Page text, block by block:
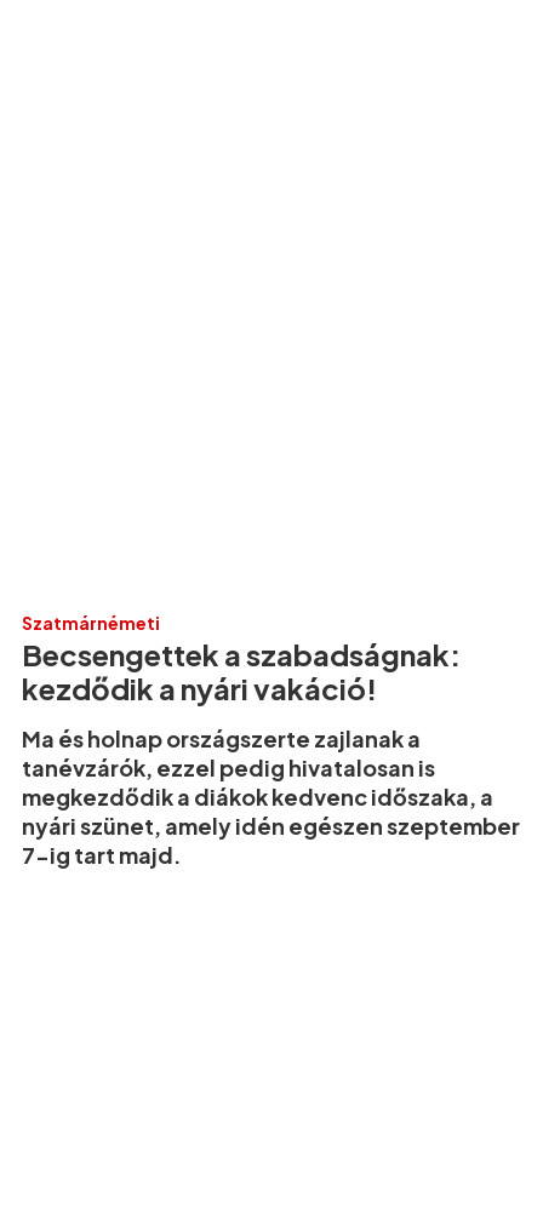
Szatmárnémeti
Becsengettek a szabadságnak:
kezdődik a nyári vakáció!
Ma és holnap országszerte zajlanak a
tanévzárók, ezzel pedig hivatalosan is
megkezdődik a diákok kedvenc időszaka, a
nyári szünet, amely idén egészen szeptember
7-ig tart majd.